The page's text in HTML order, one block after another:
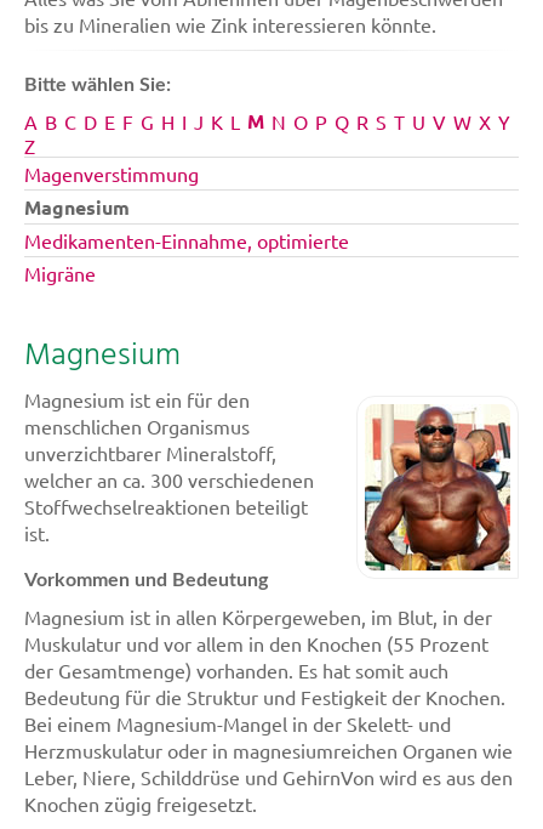
bis zu Mineralien wie Zink interessieren könnte.
Bitte wählen Sie:
A B C D E F G H I J K L M N O P Q R S T U V W X Y
Z
Magenverstimmung
Magnesium
Medikamenten-Einnahme, optimierte
Migräne
Magnesium
Magnesium ist ein für den
menschlichen Organismus
unverzichtbarer Mineralstoff,
welcher an ca. 300 verschiedenen
Stoffwechselreaktionen beteiligt
ist.
Vorkommen und Bedeutung
Magnesium ist in allen Körpergeweben, im Blut, in der
Muskulatur und vor allem in den Knochen (55 Prozent
der Gesamtmenge) vorhanden. Es hat somit auch
Bedeutung für die Struktur und Festigkeit der Knochen.
Bei einem Magnesium-Mangel in der Skelett- und
Herzmuskulatur oder in magnesiumreichen Organen wie
Leber, Niere, Schilddrüse und GehirnVon wird es aus den
Knochen zügig freigesetzt.